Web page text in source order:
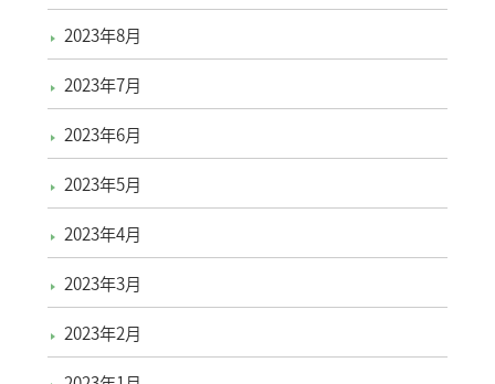
2023年8月
2023年7月
2023年6月
2023年5月
2023年4月
2023年3月
2023年2月